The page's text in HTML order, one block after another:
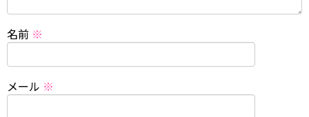
名前 ※
メール ※